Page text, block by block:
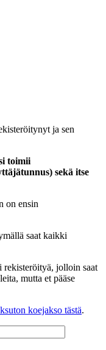
ja sen
toimii
sekä itse
on ensin
saat kaikki
rekisteröityä, jolloin saat
mutta et pääse
koejakso tästä.